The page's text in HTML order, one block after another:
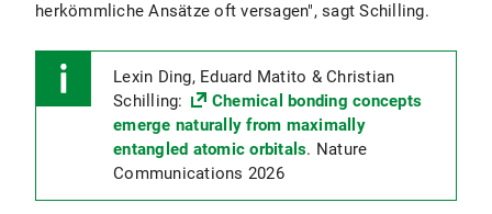
herkömmliche Ansätze oft versagen", sagt Schilling.
Lexin Ding, Eduard Matito & Christian
Schilling:
Chemical bonding concepts
emerge naturally from maximally
entangled atomic orbitals. Nature
Communications 2026